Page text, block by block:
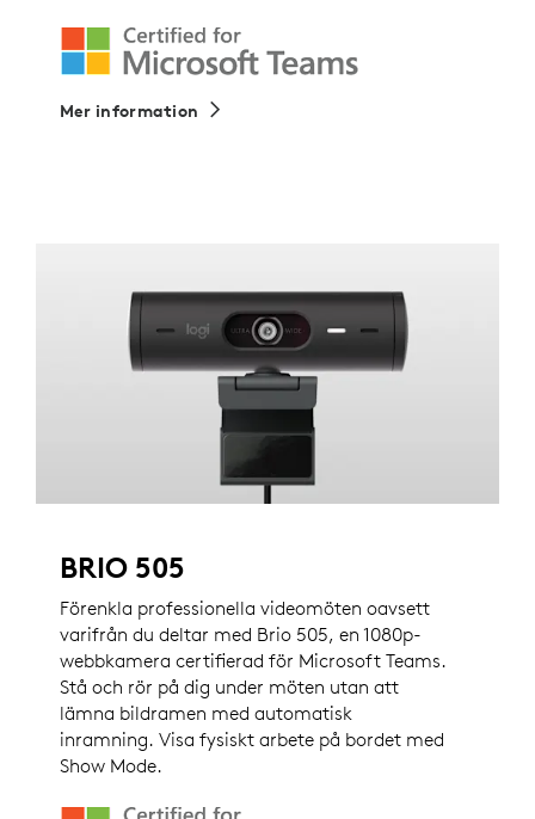
Mer information
BRIO 505
Förenkla professionella videomöten oavsett
varifrån du deltar med Brio 505, en 1080p-
webbkamera certifierad för Microsoft Teams.
Stå och rör på dig under möten utan att
lämna bildramen med automatisk
inramning. Visa fysiskt arbete på bordet med
Show Mode.